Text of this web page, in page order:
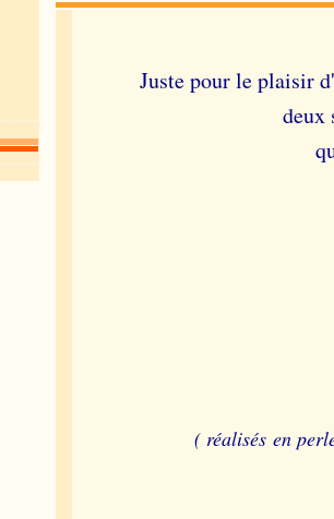
Juste pour le plaisir
deux
( réalisés en